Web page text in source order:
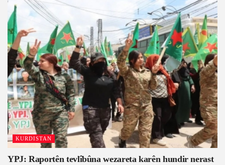
KURDISTAN
YPJ: Raportên tevlîbûna wezareta karên hundir nerast